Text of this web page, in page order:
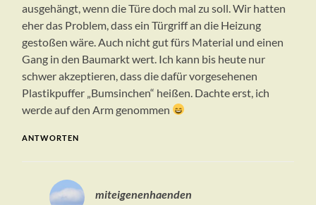
ausgehängt, wenn die Türe doch mal zu soll. Wir hatten
eher das Problem, dass ein Türgriff an die Heizung
gestoßen wäre. Auch nicht gut fürs Material und einen
Gang in den Baumarkt wert. Ich kann bis heute nur
schwer akzeptieren, dass die dafür vorgesehenen
Plastikpuffer „Bumsinchen“ heißen. Dachte erst, ich
werde auf den Arm genommen
ANTWORTEN
miteigenenhaenden